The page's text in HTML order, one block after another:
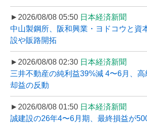
►2026/08/08 05:50 日本経済新聞
中山製鋼所、阪和興業・ヨドコウと資
設や販路開拓
►2026/08/08 02:30 日本経済新聞
三井不動産の純利益39%減 4〜6月、
却益の反動
►2026/08/08 01:50 日本経済新聞
誠建設の26年4〜6月期、最終損益が